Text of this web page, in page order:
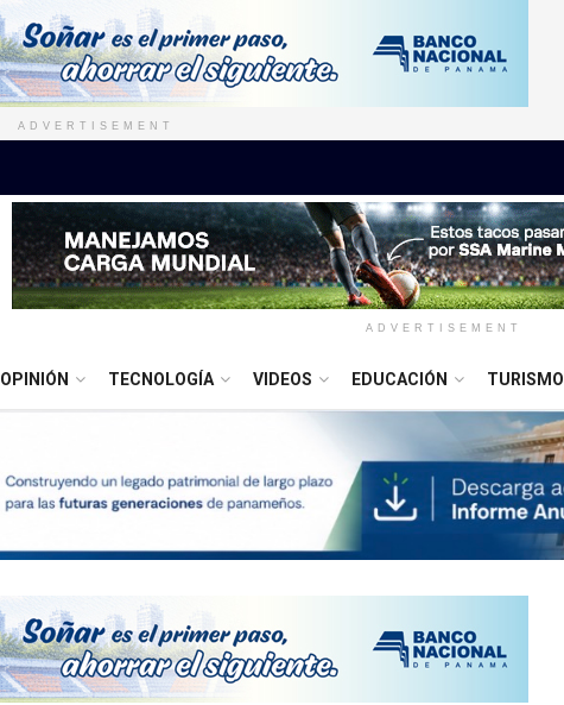
ADVERTISEMENT
ADVERTISEMENT
OPINIÓN TECNOLOGÍA VIDEOS EDUCACIÓN TURISMO